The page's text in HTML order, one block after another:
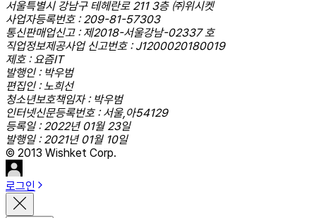
서울특별시 강남구 테헤란로 211 3층 ㈜위시켓
사업자등록번호 : 209-81-57303
통신판매업신고 : 제2018-서울강남-02337 호
직업정보제공사업 신고번호 : J1200020180019
제호 : 요즘IT
발행인 : 박우범
편집인 : 노희선
청소년보호책임자 : 박우범
인터넷신문등록번호 : 서울,아54129
등록일 : 2022년 01월 23일
발행일 : 2021년 01월 10일
© 2013 Wishket Corp.
로그인